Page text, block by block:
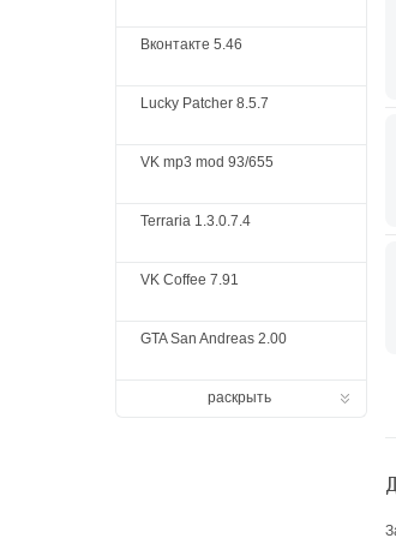
Вконтакте 5.46
Lucky Patcher 8.5.7
VK mp3 mod 93/655
Terraria 1.3.0.7.4
VK Coffee 7.91
GTA San Andreas 2.00
раскрыть